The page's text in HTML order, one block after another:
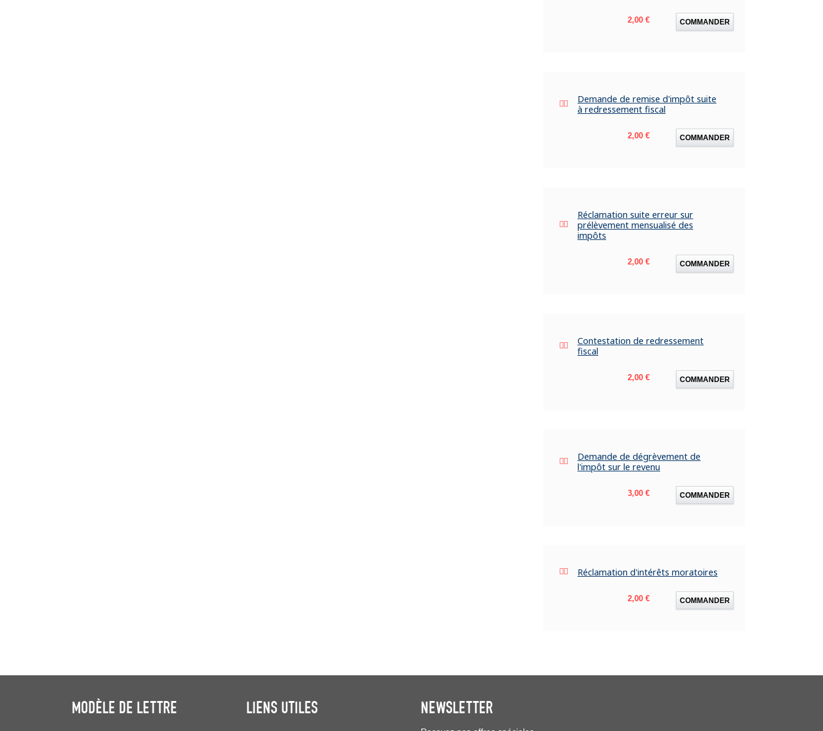
Prix
2,00 € COMMANDER
Demande de remise d'impôt suite
à redressement fiscal
Prix
2,00 € COMMANDER
Réclamation suite erreur sur
prélèvement mensualisé des
impôts
Prix
2,00 € COMMANDER
Contestation de redressement
fiscal
Prix
2,00 € COMMANDER
Demande de dégrèvement de
l'impôt sur le revenu
Prix
3,00 € COMMANDER
Réclamation d'intérêts moratoires
Prix
2,00 € COMMANDER
MODÈLE DE LETTRE LIENS UTILES NEWSLETTER